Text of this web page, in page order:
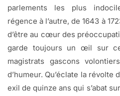
parlements les plus
régence à l’autre, de 1643 à
d’être au cœur des
garde toujours un œil sur
magistrats gascons
d’humeur. Qu’éclate la révolte
exil de quinze ans qui s’abat